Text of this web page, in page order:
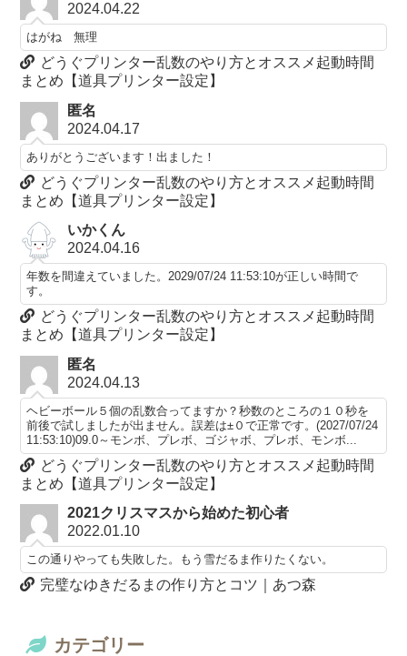
2024.04.22
はがね 無理
どうぐプリンター乱数のやり方とオススメ起動時間
まとめ【道具プリンター設定】
匿名
2024.04.17
ありがとうございます！出ました！
どうぐプリンター乱数のやり方とオススメ起動時間
まとめ【道具プリンター設定】
いかくん
2024.04.16
年数を間違えていました。2029/07/24 11:53:10が正しい時間で
す。
どうぐプリンター乱数のやり方とオススメ起動時間
まとめ【道具プリンター設定】
匿名
2024.04.13
ヘビーボール５個の乱数合ってますか？秒数のところの１０秒を
前後で試しましたが出ません。誤差は±０で正常です。(2027/07/24
11:53:10)09.0～モンボ、プレボ、ゴジャボ、プレボ、モンボ...
どうぐプリンター乱数のやり方とオススメ起動時間
まとめ【道具プリンター設定】
2021クリスマスから始めた初心者
2022.01.10
この通りやっても失敗した。もう雪だるま作りたくない。
完璧なゆきだるまの作り方とコツ｜あつ森
カテゴリー